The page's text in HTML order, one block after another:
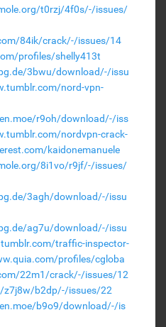
t0rzj/4f0s/-/issues/
84ik/crack/-/issues/14
profiles/shelly413t
3bwu/download/-/issu
nord-vpn-
r9oh/download/-/iss
nordvpn-crack-
kaidonemanuele
8i1vo/r9jf/-/issues/
3agh/download/-/issu
ag7u/download/-/issu
traffic-inspector-
profiles/cgloba
22m1/crack/-/issues/12
z7j8w/b2dp/-/issues/22
b9o9/download/-/is